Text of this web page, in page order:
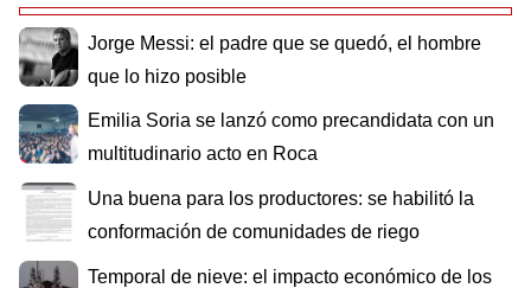
Jorge Messi: el padre que se quedó, el hombre
que lo hizo posible
Emilia Soria se lanzó como precandidata con un
multitudinario acto en Roca
Una buena para los productores: se habilitó la
conformación de comunidades de riego
Temporal de nieve: el impacto económico de los